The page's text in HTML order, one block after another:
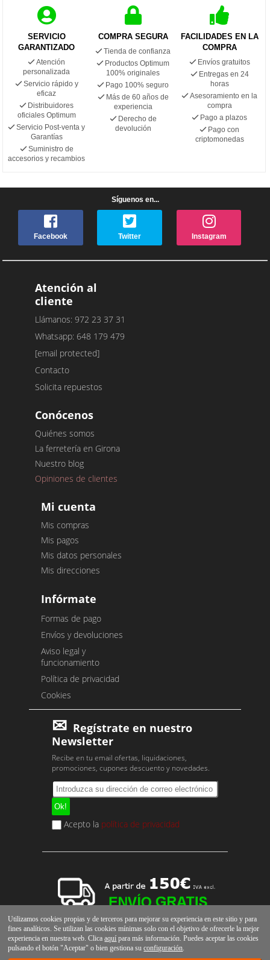
SERVICIO
GARANTIZADO
Atención
personalizada
Servicio rápido y
eficaz
Distribuidores
oficiales Optimum
Servicio Post-venta y
Garantías
Suministro de
accesorios y recambios
COMPRA SEGURA
Tienda de confianza
Productos Optimum
100% originales
Pago 100% seguro
Más de 60 años de
experiencia
Derecho de
devolución
FACILIDADES EN LA
COMPRA
Envíos gratuitos
Entregas en 24
horas
Asesoramiento en la
compra
Pago a plazos
Pago con
criptomonedas
Síguenos en...
Facebook Twitter Instagram
Atención al
cliente
Llámanos: 972 23 37 31
Whatsapp: 648 179 479
[email protected]
Contacto
Solicita repuestos
Conócenos
Quiénes somos
La ferretería en Girona
Nuestro blog
Opiniones de clientes
Mi cuenta
Mis compras
Mis pagos
Mis datos personales
Mis direcciones
Infórmate
Formas de pago
Envíos y devoluciones
Aviso legal y
funcionamiento
Política de privacidad
Cookies
Regístrate en nuestro
Newsletter
Recibe en tu email ofertas, liquidaciones,
promociones, cupones descuento y novedades.
Acepto la política de privacidad
Utilizamos cookies propias y de terceros para mejorar su experiencia en este sitio y para
fines analíticos. Se utilizan las cookies mínimas solo con el objetivo de ofrecerle la mejor
experiencia en nuestra web. Clicaaquí para más información. Puedes aceptar las cookies
pulsando el botón "Aceptar" o bien gestiona suconfiguración.